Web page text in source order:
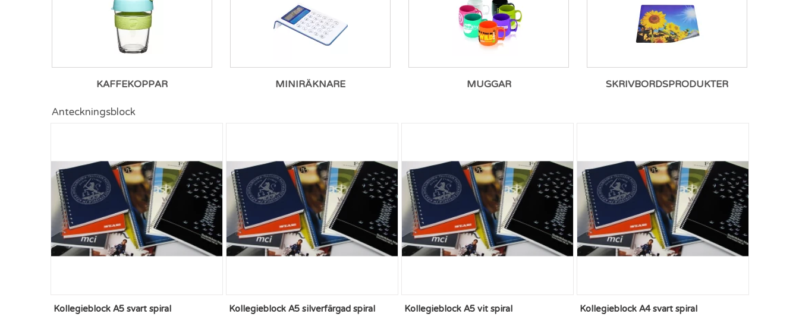
KAFFEKOPPAR MINIRÄKNARE MUGGAR SKRIVBORDSPRODUKTER
Anteckningsblock
Kollegieblock A5 svart spiral Kollegieblock A5 silverfärgad spiral Kollegieblock A5 vit spiral Kollegieblock A4 svart spiral